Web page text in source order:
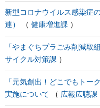
新型コロナウイルス感染症
連）
健康増進課
「やまぐちプラごみ削減取
サイクル対策課
「元気創出！どこでもトー
実施について
広報広聴課